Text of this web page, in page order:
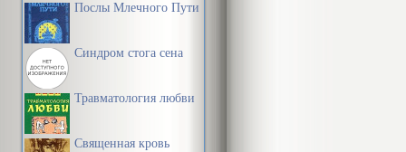
Послы Млечного Пути
Синдром стога сена
Травматология любви
Священная кровь